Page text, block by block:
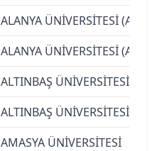
ALANYA ÜNİVERSİTESİ
ALANYA ÜNİVERSİTESİ
ALTINBAŞ ÜNİVERSİTESİ
ALTINBAŞ ÜNİVERSİTESİ
AMASYA ÜNİVERSİTESİ